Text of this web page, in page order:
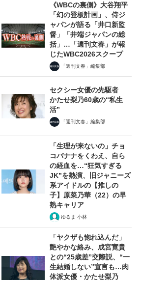
3/21
《WBCの裏側》大谷翔平
「幻の登板計画」、侍ジ
ャパンが語る「井口新監
督」「井端ジャパンの総
括」…「週刊文春」が報
じたWBC2026スクープ
「週刊文春」編集部
セクシー女優の先駆者
かたせ梨乃60歳の“私生
活”
「週刊文春」編集部
「生理が来ないの」チョ
コバナナをくわえ、自ら
の経血を…“狂気すぎる
JK”を熱演、旧ジャニーズ
系アイドルの【推しの
子】原菜乃華（22）の早
熟キャリア
ゆるま 小林
「ヤクザも惚れ込んだ」
艶やかな絡み、成宮寛貴
との“25歳差”交際説、“一
生結婚しない”宣言も…肉
体派女優・かたせ梨乃